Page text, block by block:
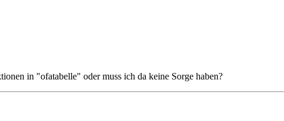
in "ofatabelle" oder muss ich da keine Sorge haben?